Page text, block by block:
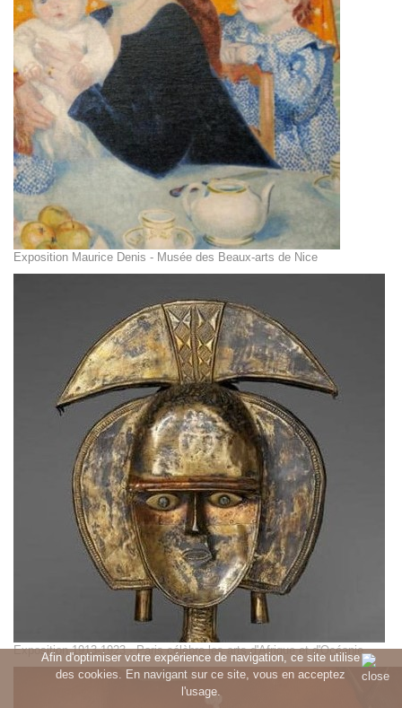
Afin d'optimiser votre expérience de navigation, ce site utilise
des cookies. En navigant sur ce site, vous en acceptez
l'usage.
Exposition Maurice Denis - Musée des Beaux-arts de Nice
Exposition 1913-1923 - Paris célèbre les arts d'Afrique et d'Océanie